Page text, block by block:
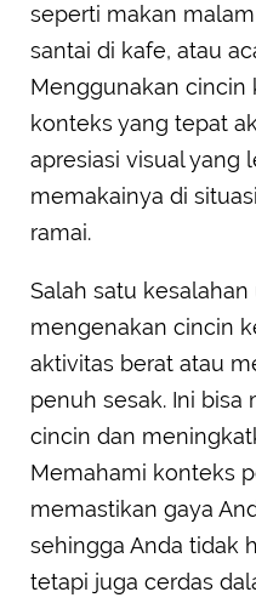
seperti makan
santai di kafe, atau
Menggunakan cincin
konteks yang tepat
apresiasi visual yang
memakainya di
ramai.
Salah satu
mengenakan cincin
aktivitas berat atau
penuh sesak. Ini
cincin dan
Memahami konteks
memastikan gaya
sehingga Anda tidak
tetapi juga cerdas